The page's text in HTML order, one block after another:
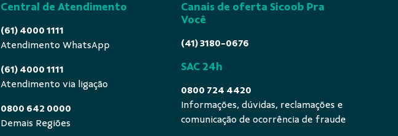
Central de Atendimento
(61) 4000 1111
Atendimento WhatsApp
(61) 4000 1111
Atendimento via ligação
0800 642 0000
Demais Regiões
Canais de oferta Sicoob Pra
Você
(41) 3180-0676
SAC 24h
0800 724 4420
Informações, dúvidas, reclamações e
comunicação de ocorrência de fraude